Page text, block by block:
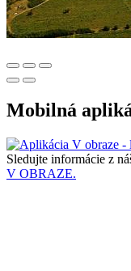
Mobilná
Sledujte informácie z
V OBRAZE.